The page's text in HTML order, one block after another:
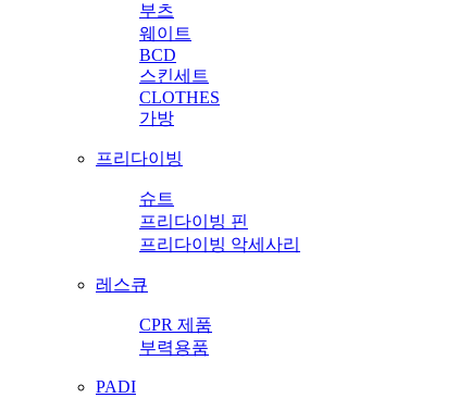
부츠
웨이트
BCD
스킨세트
CLOTHES
가방
프리다이빙
슈트
프리다이빙 핀
프리다이빙 악세사리
레스큐
CPR 제품
부력용품
PADI